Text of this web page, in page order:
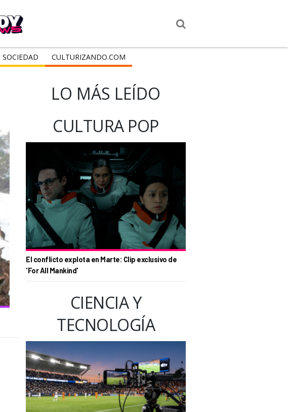
SOCIEDAD CULTURIZANDO.COM
LO MÁS LEÍDO
CULTURA POP
El conflicto explota en Marte: Clip exclusivo de
'For All Mankind'
CIENCIA Y
TECNOLOGÍA